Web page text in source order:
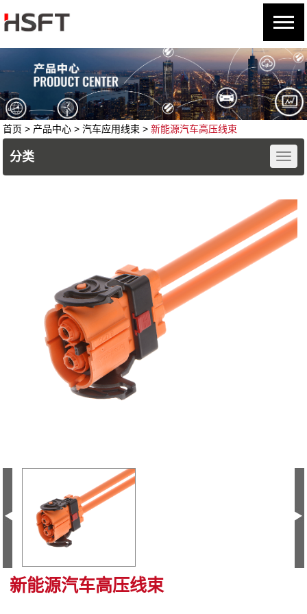
首页 > 产品中心 >汽车应用线束 >新能源汽车高压线束
分类
新能源汽车高压线束